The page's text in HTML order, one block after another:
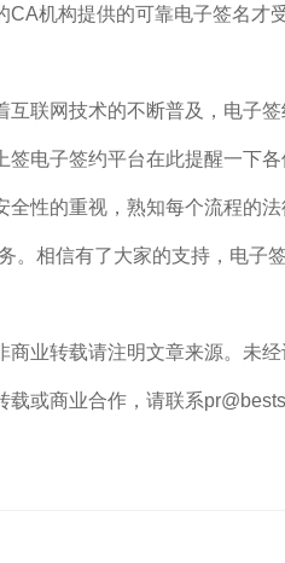
CA机构提供的可靠电子签名才
互联网技术的不断普及，电子
签电子签约平台在此提醒一下
全性的重视，熟知每个流程的
。相信有了大家的支持，电子
商业转载请注明文章来源。未
或商业合作，请联系